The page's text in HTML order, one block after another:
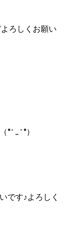
ろしくお願い
*^_^*）
です♪よろしく